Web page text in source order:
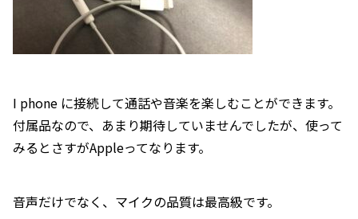
I phone に接続して通話や音楽を楽しむことができます。
付属品なので、あまり期待していませんでしたが、使って
みるとさすがAppleってなります。
音声だけでなく、マイクの品質は最高級です。